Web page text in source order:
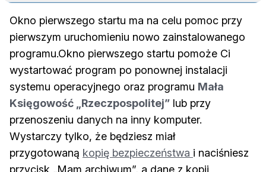
Okno pierwszego startu ma na celu pomoc przy
pierwszym uruchomieniu nowo zainstalowanego
programu.Okno pierwszego startu pomoże Ci
wystartować program po ponownej instalacji
systemu operacyjnego oraz programu Mała
Księgowość „Rzeczpospolitej” lub przy
przenoszeniu danych na inny komputer.
Wystarczy tylko, że będziesz miał
przygotowaną kopię bezpieczeństwa i naciśniesz
przycisk „Mam archiwum”, a dane z kopii